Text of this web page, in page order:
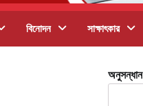
বিনোদন সাক্ষাৎকার